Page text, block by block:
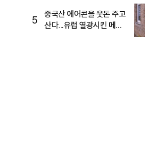
5
중국산 에어콘을 웃돈 주고
산다...유럽 열광시킨 메이